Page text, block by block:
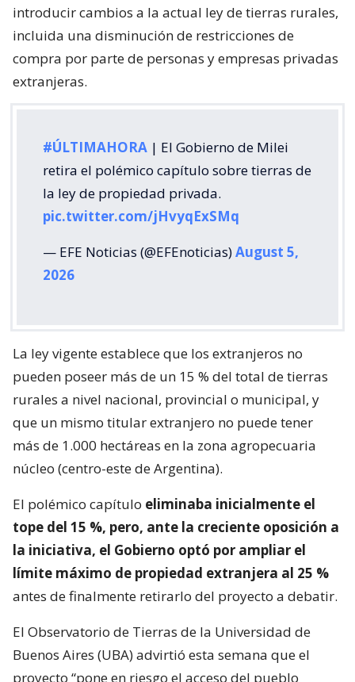
introducir cambios a la actual ley de tierras rurales,
incluida una disminución de restricciones de
compra por parte de personas y empresas privadas
extranjeras.
#ÚLTIMAHORA | El Gobierno de Milei
retira el polémico capítulo sobre tierras de
la ley de propiedad privada.
pic.twitter.com/jHvyqExSMq
— EFE Noticias (@EFEnoticias)August 5,
2026
La ley vigente establece que los extranjeros no
pueden poseer más de un 15 % del total de tierras
rurales a nivel nacional, provincial o municipal, y
que un mismo titular extranjero no puede tener
más de 1.000 hectáreas en la zona agropecuaria
núcleo (centro-este de Argentina).
El polémico capítulo eliminaba inicialmente el
tope del 15 %, pero, ante la creciente oposición a
la iniciativa, el Gobierno optó por ampliar el
límite máximo de propiedad extranjera al 25 %
antes de finalmente retirarlo del proyecto a debatir.
El Observatorio de Tierras de la Universidad de
Buenos Aires (UBA) advirtió esta semana que el
proyecto “pone en riesgo el acceso del pueblo